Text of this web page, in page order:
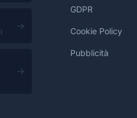
→
→
GDPR
Cookie Policy
Pubblicità